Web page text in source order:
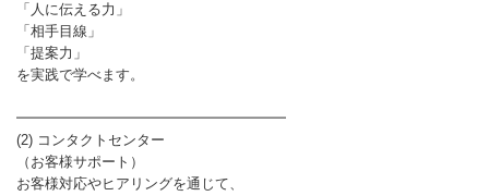
「人に伝える力」
「相手目線」
「提案力」
を実践で学べます。
━━━━━━━━━━━━━━━━━━━
(2) コンタクトセンター
（お客様サポート）
お客様対応やヒアリングを通じて、